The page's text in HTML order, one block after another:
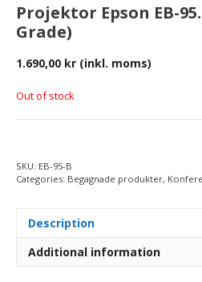
Projektor Epson EB-
Grade)
1.690,00 kr (inkl. moms)
Out of stock
SKU: EB-95-B
Categories: Begagnade produkter,
Description
Additional information